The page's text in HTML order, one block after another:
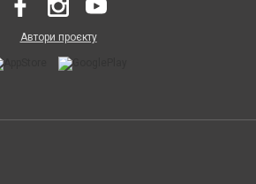
Автори проєкту